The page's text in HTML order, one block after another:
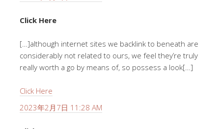
Click Here
[…]although internet sites we backlink to beneath are
considerably not related to ours, we feel they’re truly
really worth a go by means of, so possess a look[…]
Click Here
2023年2月7日 11:28 AM